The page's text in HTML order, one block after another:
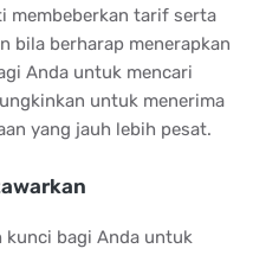
membeberkan tarif serta
bila berharap menerapkan
Anda untuk mencari
untuk menerima
yang jauh lebih pesat.
kunci bagi Anda untuk